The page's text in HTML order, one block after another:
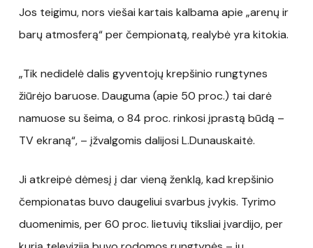
Jos teigimu, nors viešai kartais kalbama apie „arenų ir
barų atmosferą“ per čempionatą, realybė yra kitokia.
„Tik nedidelė dalis gyventojų krepšinio rungtynes
žiūrėjo baruose. Dauguma (apie 50 proc.) tai darė
namuose su šeima, o 84 proc. rinkosi įprastą būdą –
TV ekraną“, – įžvalgomis dalijosi L.Dunauskaitė.
Ji atkreipė dėmesį į dar vieną ženklą, kad krepšinio
čempionatas buvo daugeliui svarbus įvykis. Tyrimo
duomenimis, per 60 proc. lietuvių tiksliai įvardijo, per